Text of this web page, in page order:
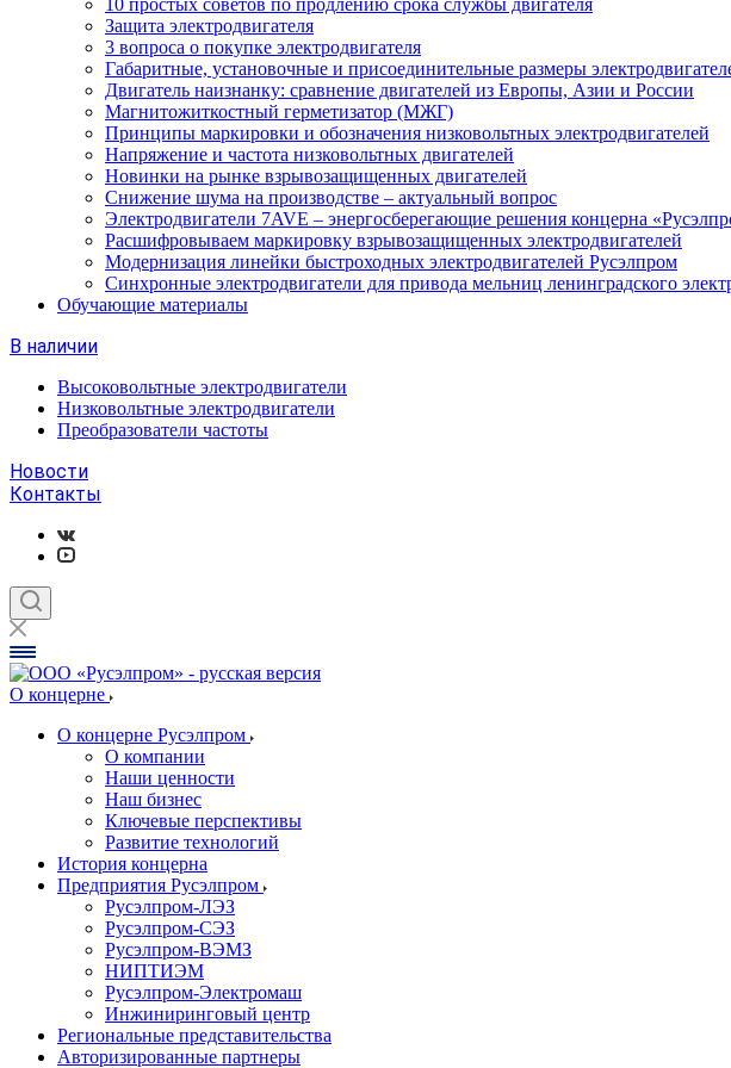
10 простых советов по продлению срока службы двигателя
Защита электродвигателя
3 вопроса о покупке электродвигателя
Габаритные, установочные и присоединительные размеры
Двигатель наизнанку: сравнение двигателей из Европы, Азии и России
Магнитожиткостный герметизатор (МЖГ)
Принципы маркировки и обозначения низковольтных электродвигателей
Напряжение и частота низковольтных двигателей
Новинки на рынке взрывозащищенных двигателей
Снижение шума на производстве – актуальный вопрос
Электродвигатели 7AVE – энергосберегающие решения концерна
Расшифровываем маркировку взрывозащищенных электродвигателей
Модернизация линейки быстроходных электродвигателей Русэлпром
Синхронные электродвигатели для привода мельниц ленинградского
Обучающие материалы
В наличии
Высоковольтные электродвигатели
Низковольтные электродвигатели
Преобразователи частоты
Новости
Контакты
О концерне
О концерне Русэлпром
О компании
Наши ценности
Наш бизнес
Ключевые перспективы
Развитие технологий
История концерна
Предприятия Русэлпром
Русэлпром-ЛЭЗ
Русэлпром-СЭЗ
Русэлпром-ВЭМЗ
НИПТИЭМ
Русэлпром-Электромаш
Инжиниринговый центр
Региональные представительства
Авторизированные партнеры